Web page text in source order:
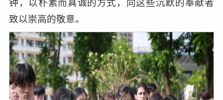
钟，以朴素而真诚的方式，向这些沉默的奉献者
致以崇高的敬意。